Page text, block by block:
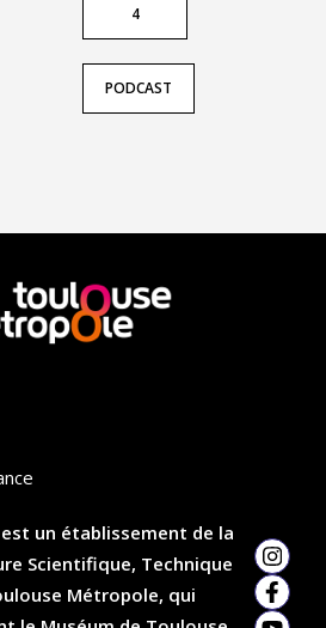
4
PODCAST
En
savoir
plus
un établissement de la
Scientifique, Technique
Métropole, qui